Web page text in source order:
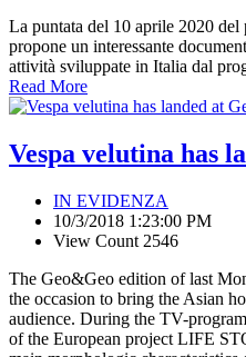
La puntata del 10 aprile 2020
propone un interessante
attività sviluppate in Italia dal
Read More
Vespa velutina has
IN EVIDENZA
10/3/2018 1:23:00 PM
View Count 2546
The Geo&Geo edition of last
the occasion to bring the Asian
audience. During the TV-
of the European project LIFE